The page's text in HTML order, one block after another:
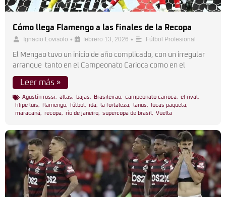
Cómo llega Flamengo a las finales de la Recopa
Ignacio Lovisolo • febrero 13, 2026 • Fútbol Profesional
El Mengao tuvo un inicio de año complicado, con un irregular
arranque tanto en el Campeonato Carioca como en el
Leer más »
Agustín rossi, altas, bajas, Brasileirao, campeonato carioca, el rival ,
filipe luis, flamengo, fútbol , ida, la fortaleza, lanus, lucas paqueta,
maracaná, recopa, río de janeiro, supercopa de brasil , Vuelta